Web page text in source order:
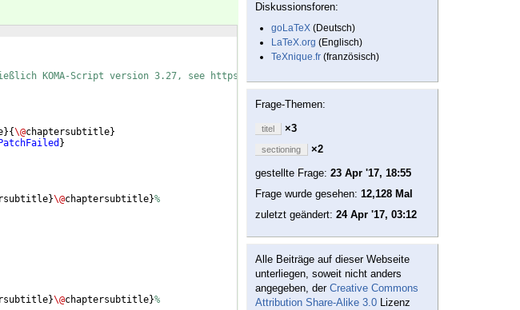
KOMA-Script version 3.27, see https://komascript.de/faq_deprecatedif
}{\@chaptersubtitle}
}
}\@chaptersubtitle}%
}\@chaptersubtitle}%
Diskussionsforen:
goLaTeX (Deutsch)
LaTeX.org (Englisch)
TeXnique.fr (französisch)
Frage-Themen:
titel ×3
sectioning
×2
gestellte Frage: 23 Apr '17, 18:55
Frage wurde gesehen: 12,128 Mal
zuletzt geändert: 24 Apr '17, 03:12
Alle Beiträge auf dieser Webseite
unterliegen, soweit nicht anders
angegeben, der Creative Commons
Attribution Share-Alike 3.0 Lizenz